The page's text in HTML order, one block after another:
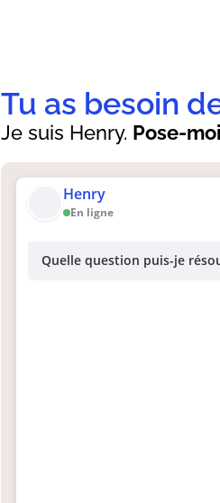
Henry
En ligne
Quelle question puis-je
Je suis Henry. Pose-
Tu as besoin